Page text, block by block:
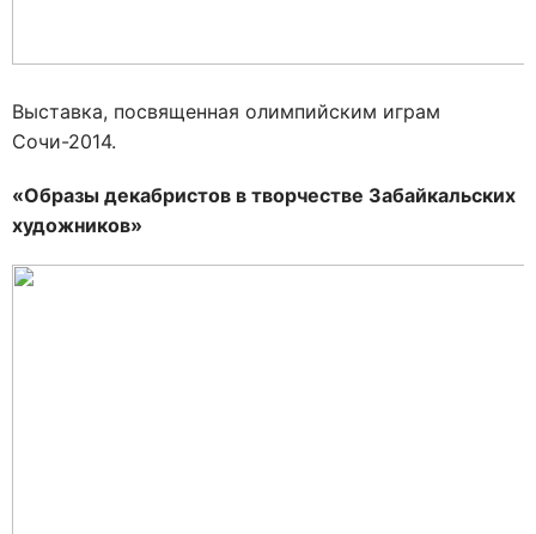
Выставка, посвященная олимпийским играм
Сочи-2014.
«Образы декабристов в творчестве Забайкальских
художников»